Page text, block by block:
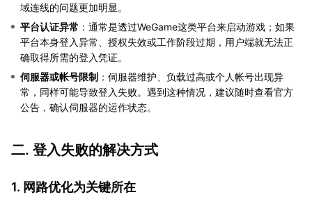
域连线的问题更加明显。
平台认证异常 ：通常是透过WeGame这类平台来启动游戏；如果
平台本身登入异常、授权失效或工作阶段过期，用户端就无法正
确取得所需的登入凭证。
伺服器或帐号限制 ：伺服器维护、负载过高或个人帐号出现异
常，同样可能导致登入失败。遇到这种情况，建议随时查看官方
公告，确认伺服器的运作状态。
二. 登入失败的解决方式
1. 网路优化为关键所在